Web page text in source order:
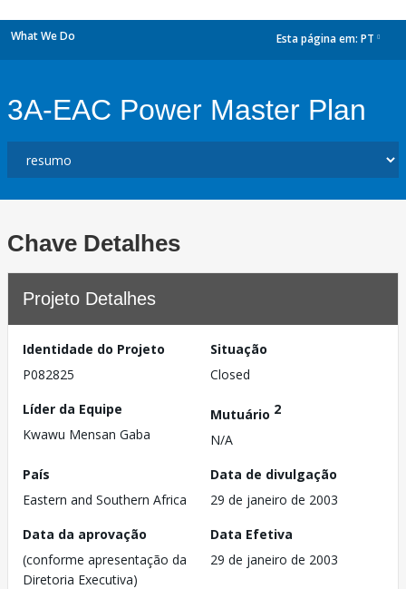
What We Do Esta página em: PT
3A-EAC Power Master Plan
Chave Detalhes
Projeto Detalhes
Identidade do Projeto
P082825
Situação
Closed
Líder da Equipe
Kwawu Mensan Gaba
Mutuário 2
N/A
País
Eastern and Southern Africa
Data de divulgação
29 de janeiro de 2003
Data da aprovação
(conforme apresentação da
Diretoria Executiva)
Data Efetiva
29 de janeiro de 2003